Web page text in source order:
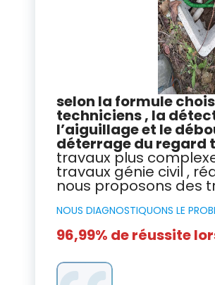
selon la formule
techniciens , la
l’aiguillage et le
déterrage du regard
travaux plus
travaux génie civil ,
nous proposons des
NOUS DIAGNOSTIQUONS LE
96,99% de réussite